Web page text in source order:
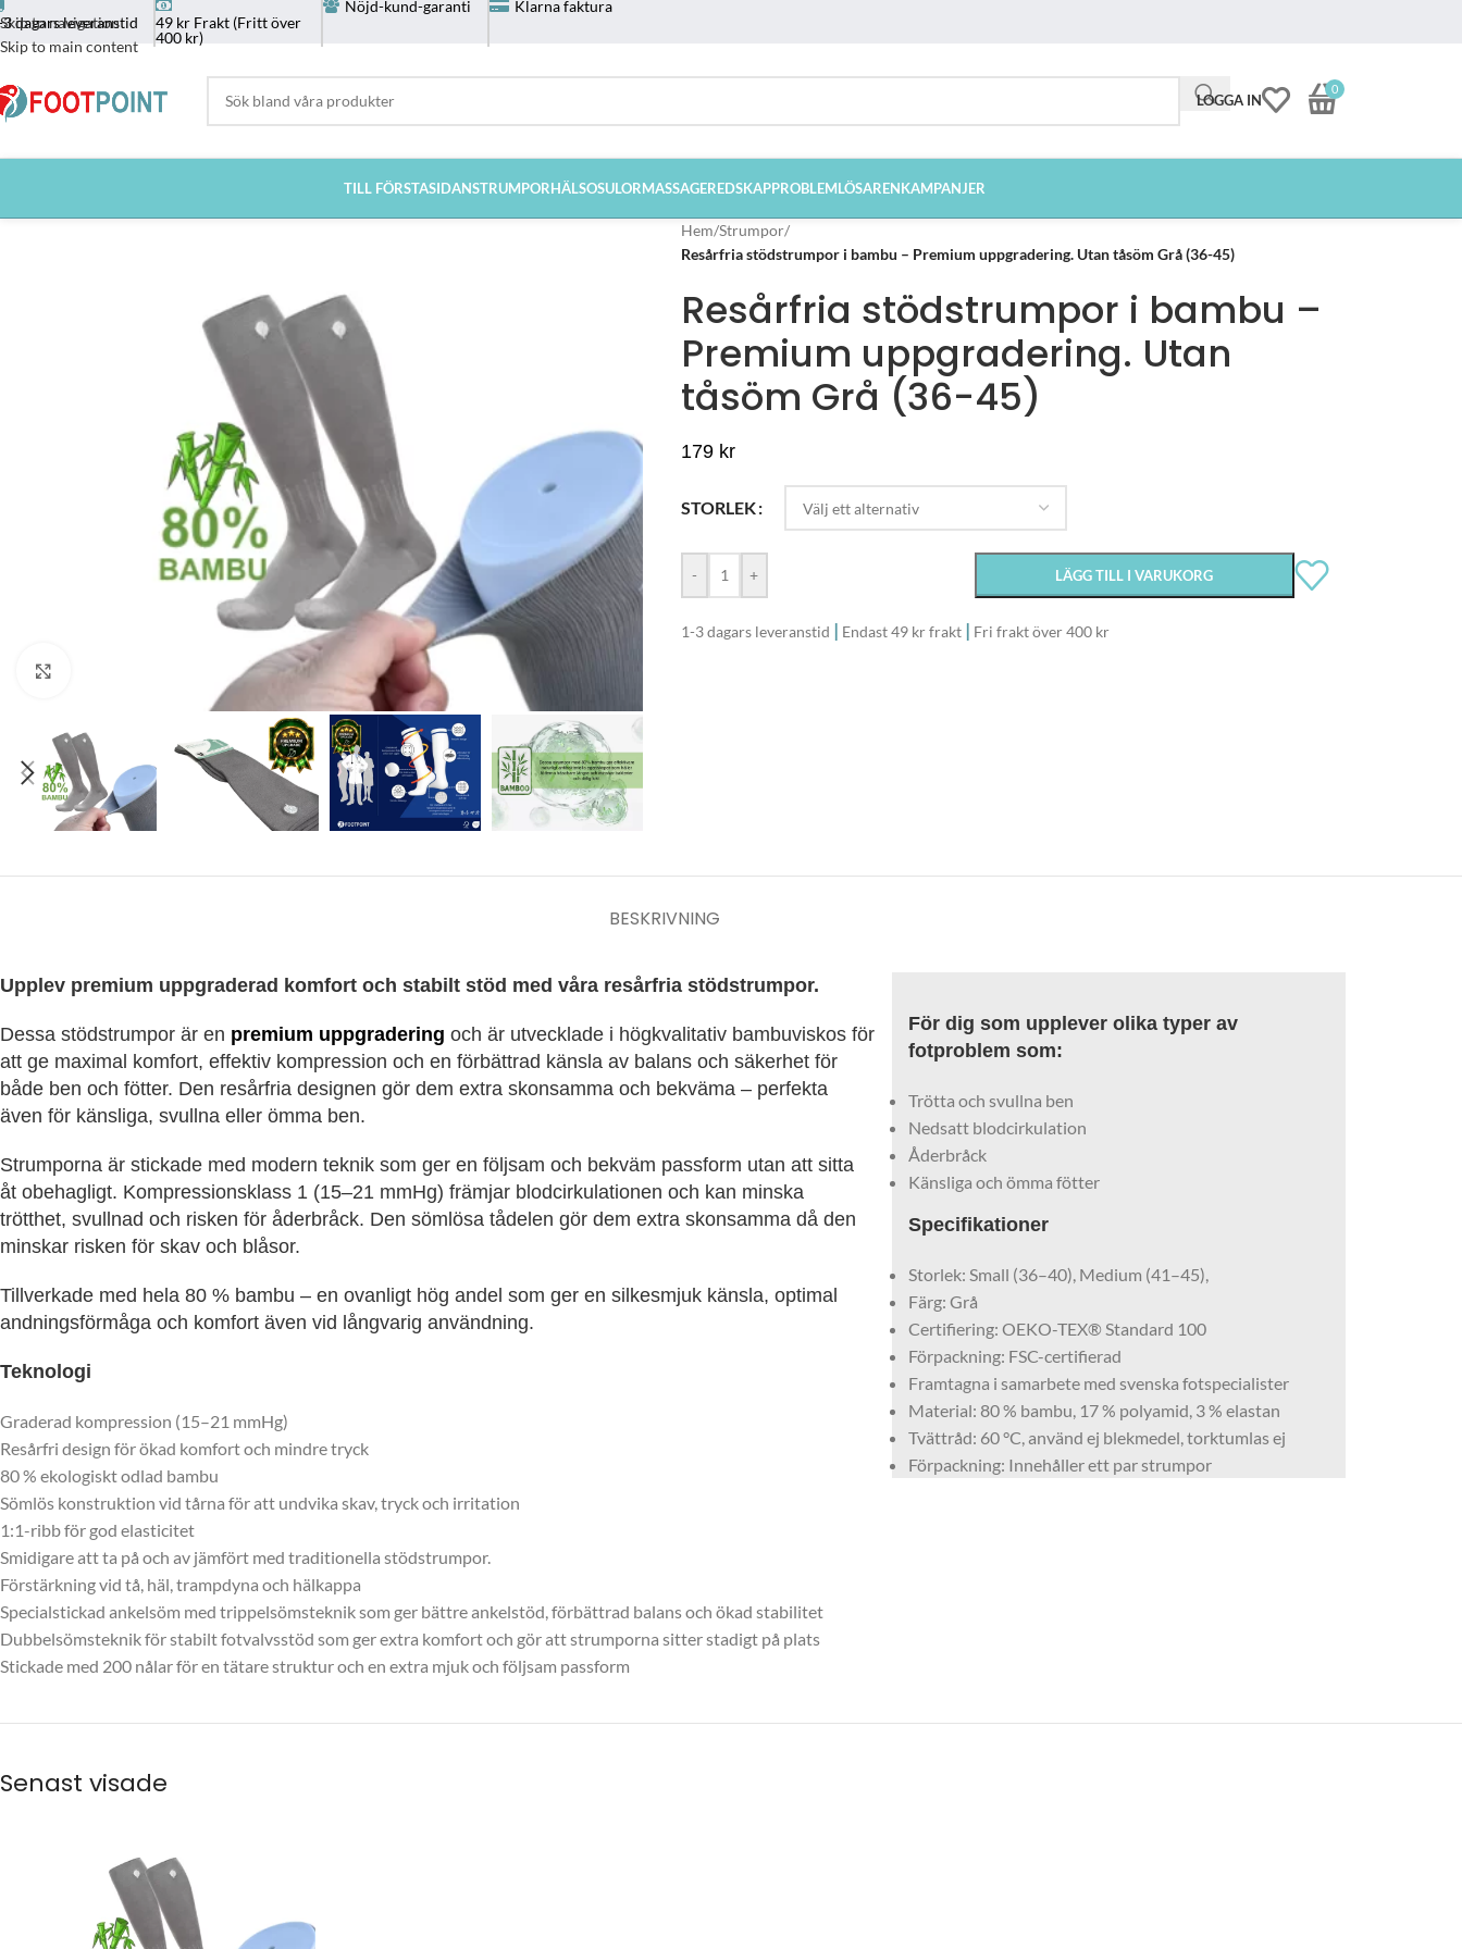
Skip to navigation
Skip to main content
dagars leveranstid
49 kr Frakt (Fritt över
400 kr)
Nöjd-kund-garanti Klarna faktura
LOGGA IN
0
TILL FÖRSTASIDANSTRUMPORHÄLSOSULORMASSAGEREDSKAPPROBLEMLÖSARENKAMPANJER
Hem/Strumpor/
Resårfria stödstrumpor i bambu – Premium uppgradering. Utan tåsöm Grå (36-45)
Resårfria stödstrumpor i bambu –
Premium uppgradering. Utan
tåsöm Grå (36-45)
179 kr
STORLEK
- + LÄGG TILL I VARUKORG
1-3 dagars leveranstid | Endast 49 kr frakt | Fri frakt över 400 kr
BESKRIVNING
Upplev premium uppgraderad komfort och stabilt stöd med våra resårfria stödstrumpor.
Dessa stödstrumpor är en premium uppgradering och är utvecklade i högkvalitativ bambuviskos för
att ge maximal komfort, effektiv kompression och en förbättrad känsla av balans och säkerhet för
både ben och fötter. Den resårfria designen gör dem extra skonsamma och bekväma – perfekta
även för känsliga, svullna eller ömma ben.
Strumporna är stickade med modern teknik som ger en följsam och bekväm passform utan att sitta
åt obehagligt. Kompressionsklass 1 (15–21 mmHg) främjar blodcirkulationen och kan minska
trötthet, svullnad och risken för åderbråck. Den sömlösa tådelen gör dem extra skonsamma då den
minskar risken för skav och blåsor.
Tillverkade med hela 80 % bambu – en ovanligt hög andel som ger en silkesmjuk känsla, optimal
andningsförmåga och komfort även vid långvarig användning.
Teknologi
Graderad kompression (15–21 mmHg)
Resårfri design för ökad komfort och mindre tryck
80 % ekologiskt odlad bambu
Sömlös konstruktion vid tårna för att undvika skav, tryck och irritation
1:1-ribb för god elasticitet
Smidigare att ta på och av jämfört med traditionella stödstrumpor.
Förstärkning vid tå, häl, trampdyna och hälkappa
Specialstickad ankelsöm med trippelsömsteknik som ger bättre ankelstöd, förbättrad balans och ökad stabilitet
Dubbelsömsteknik för stabilt fotvalvsstöd som ger extra komfort och gör att strumporna sitter stadigt på plats
Stickade med 200 nålar för en tätare struktur och en extra mjuk och följsam passform
För dig som upplever olika typer av
fotproblem som:
Trötta och svullna ben
Nedsatt blodcirkulation
Åderbråck
Känsliga och ömma fötter
Specifikationer
Storlek: Small (36–40), Medium (41–45),
Färg: Grå
Certifiering: OEKO-TEX® Standard 100
Förpackning: FSC-certifierad
Framtagna i samarbete med svenska fotspecialister
Material: 80 % bambu, 17 % polyamid, 3 % elastan
Tvättråd: 60 °C, använd ej blekmedel, torktumlas ej
Förpackning: Innehåller ett par strumpor
Senast visade